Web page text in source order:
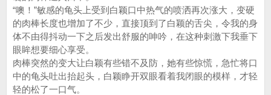
“噢！”敏感的龟头上受到白颖口中热气的喷洒再次涨大，变硬
的肉棒长度也增加了不少，直接顶到了白颖的舌尖，令我的身
体不由得抖动一下之后发出舒服的呻吟，在这种刺激下我垂下
眼眸想要细心享受。
肉棒突然的变大让白颖有些错不及防，她有些惊慌，急忙将口
中的龟头吐出抬起头，白颖睁开双眼看着我闭眼的模样，才轻
轻的松了一口气。